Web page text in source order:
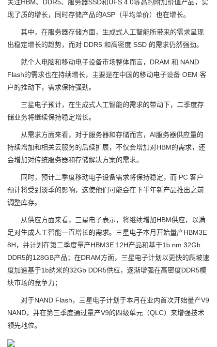
关注HBM、DDR5、服务器SSD和UFS 4.0等高的附加价值产品，实
现了质的增长，同时存储产品的ASP（平均单价）也在增长。
其中，在服务器存储方面，生成式人工智能所带来的需求呈现
出稳定增长的趋势，而对 DDR5 和高密度 SSD 的需求仍然强劲。
就个人电脑和移动电子设备市场整体而言，DRAM 和 NAND
Flash的需求也在持续增长，主要是在中国的移动电子设备 OEM 客
户的推动下，需求保持强劲。
三星电子预计，在生成式人工智能的需求的带动下，二季度存
储业务将继续保持稳定增长。
从需求方面来看，对于服务器和存储而言，AI服务器供应量的
持续增加和相关云服务的后续扩展，不仅会增加对HBM的需求，还
会增加对传统服务器和存储解决方案的需求。
同时，预计二季度移动电子设备需求将保持稳定，而 PC 客户
预计将受到淡季的影响，这使他们可能会在下半年新产品推出之前
调整库存。
从供应方面来看，三星电子表示，将继续增加HBM供应，以满
足对生成人工智能一直增长的需求。三星电子本月开始量产HBM3E
8H，并计划在第二季度量产HBM3E 12H产品和基于1b nm 32Gb
DDR5的128GB产品；在DRAM方面，三星电子计划以更快的爬坡速
度加速基于1b纳米的32Gb DDR5供应，逐渐增强在高密度DDR5模
块市场的竞争力；
对于NAND Flash，三星电子计划于本月在业内首次开始量产V9
NAND，并在第三季度通过量产V9的四级单元（QLC）来增强技术
领先地位。